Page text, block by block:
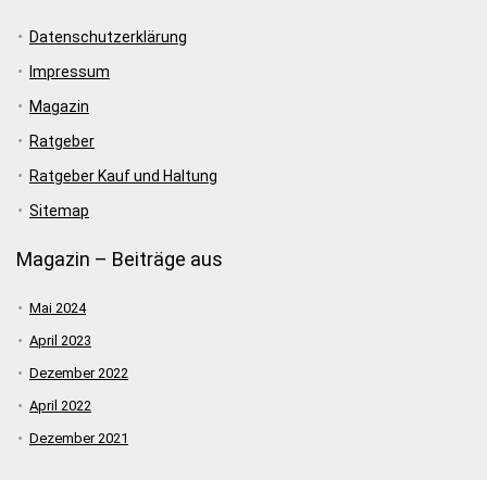
Datenschutzerklärung
Impressum
Magazin
Ratgeber
Ratgeber Kauf und Haltung
Sitemap
Magazin – Beiträge aus
Mai 2024
April 2023
Dezember 2022
April 2022
Dezember 2021